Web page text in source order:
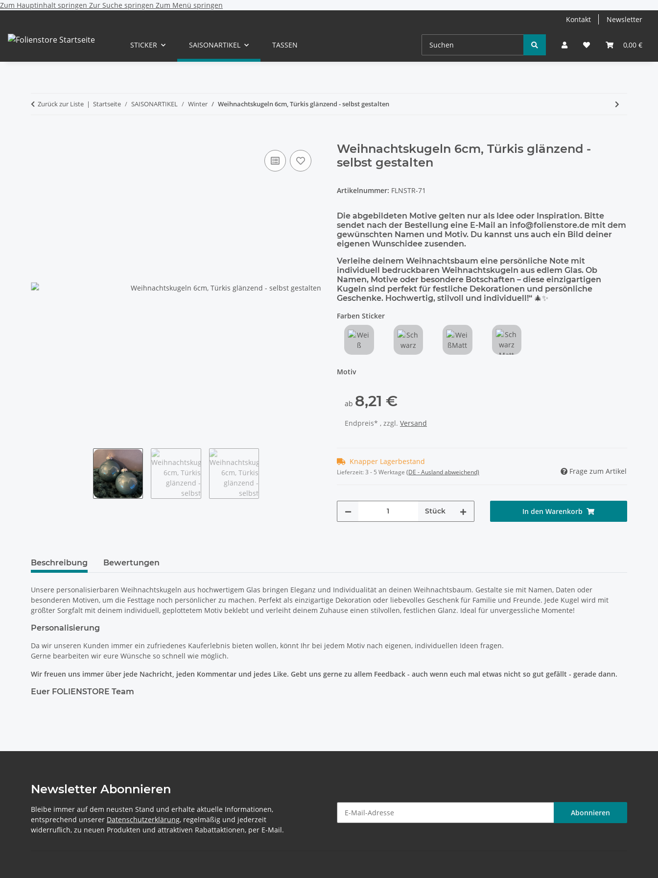
Zum Hauptinhalt springen Zur Suche springen Zum Menü springen
Kontakt
Newsletter
0,00 €
STICKER SAISONARTIKEL TASSEN
Zurück zur Liste Startseite SAISONARTIKEL Winter Weihnachtskugeln 6cm, Türkis glänzend - selbst gestalten
Weihnachtskugeln 6cm, Türkis glänzend -
selbst gestalten
Artikelnummer: FLNSTR-71
Die abgebildeten Motive gelten nur als Idee oder Inspiration. Bitte
sendet nach der Bestellung eine E-Mail an info@folienstore.de mit dem
gewünschten Namen und Motiv. Du kannst uns auch ein Bild deiner
eigenen Wunschidee zusenden.
Verleihe deinem Weihnachtsbaum eine persönliche Note mit
individuell bedruckbaren Weihnachtskugeln aus edlem Glas. Ob
Namen, Motive oder besondere Botschaften – diese einzigartigen
Kugeln sind perfekt für festliche Dekorationen und persönliche
Geschenke. Hochwertig, stilvoll und individuell!“ 🎄✨
Farben Sticker
Motiv
ab 8,21 €
Endpreis* , zzgl. Versand
Knapper Lagerbestand
Lieferzeit:3 - 5 Werktage (DE - Ausland abweichend) Frage zum Artikel
Stück In den Warenkorb
weitere Registerkarten anzeigen
Beschreibung Bewertungen
Unsere personalisierbaren Weihnachtskugeln aus hochwertigem Glas bringen Eleganz und Individualität an deinen Weihnachtsbaum. Gestalte sie mit Namen, Daten oder
besonderen Motiven, um die Festtage noch persönlicher zu machen. Perfekt als einzigartige Dekoration oder liebevolles Geschenk für Familie und Freunde. Jede Kugel wird mit
größter Sorgfalt mit deinem individuell, geplottetem Motiv beklebt und verleiht deinem Zuhause einen stilvollen, festlichen Glanz. Ideal für unvergessliche Momente!
Personalisierung
Da wir unseren Kunden immer ein zufriedenes Kauferlebnis bieten wollen, könnt Ihr bei jedem Motiv nach eigenen, individuellen Ideen fragen.
Gerne bearbeiten wir eure Wünsche so schnell wie möglich.
Wir freuen uns immer über jede Nachricht, jeden Kommentar und jedes Like. Gebt uns gerne zu allem Feedback - auch wenn euch mal etwas nicht so gut gefällt - gerade dann.
Euer FOLIENSTORE Team
Newsletter Abonnieren
Bleibe immer auf dem neusten Stand und erhalte aktuelle Informationen,
entsprechend unserer Datenschutzerklärung, regelmäßig und jederzeit
widerruflich, zu neuen Produkten und attraktiven Rabattaktionen, per E-Mail.
Abonnieren